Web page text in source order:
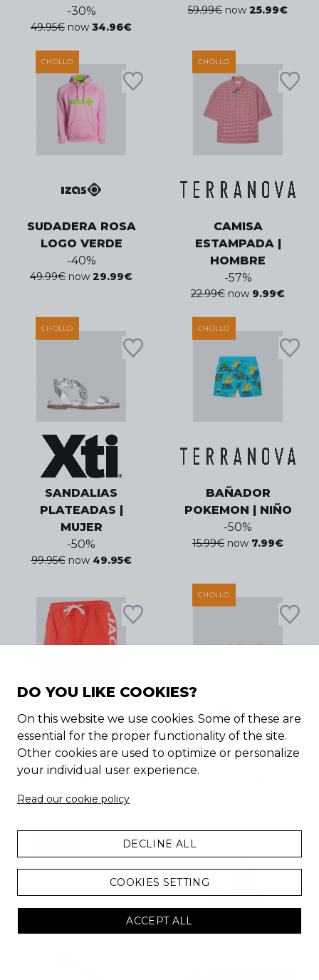
-30%
49.95€ now 34.96€
59.99€ now 25.99€
CHOLLO
SUDADERA ROSA
LOGO VERDE
-40%
49.99€ now 29.99€
CHOLLO
CAMISA
ESTAMPADA |
HOMBRE
-57%
22.99€ now 9.99€
CHOLLO
SANDALIAS
PLATEADAS |
MUJER
-50%
99.95€ now 49.95€
CHOLLO
BAÑADOR
POKEMON | NIÑO
-50%
15.99€ now 7.99€
BAÑADOR ROJO |
HOMBRE
-32%
CHOLLO
PUMA SPEEDCAT
OG ALPINE SNOW
DO YOU LIKE COOKIES?
On this website we use cookies. Some of these are
essential for the proper functionality of the site.
Other cookies are used to optimize or personalize
your individual user experience.
Read our cookie policy
DECLINE ALL
COOKIES SETTING
ACCEPT ALL